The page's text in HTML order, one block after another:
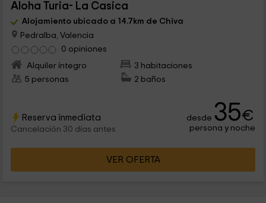
Aloha Turia- La Casica
Alojamiento ubicado a 14.7km de Chiva
Pedralba, Valencia
0 opiniones
Alquiler íntegro
3 habitaciones
5 personas
2 baños
Reserva inmediata
Cancelación 30 días antes
desde 35€
persona y noche
VER OFERTA